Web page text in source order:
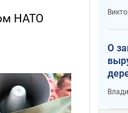
НАТО
О
что